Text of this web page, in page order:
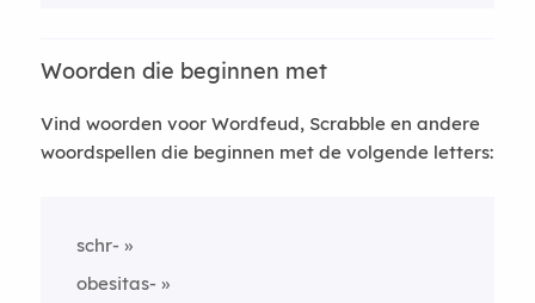
Woorden die beginnen met
Vind woorden voor Wordfeud, Scrabble en andere
woordspellen die beginnen met de volgende letters:
schr-
obesitas-